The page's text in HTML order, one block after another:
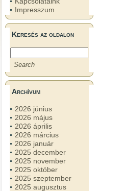
Impresszum
Keresés az oldalon
Archívum
2026 június
2026 május
2026 április
2026 március
2026 január
2025 december
2025 november
2025 október
2025 szeptember
2025 augusztus